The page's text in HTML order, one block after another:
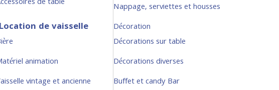
de vaisselle
animation
vintage et ancienne
Nappage, serviettes et housses
Décoration
Décorations sur table
Décorations diverses
Buffet et candy Bar